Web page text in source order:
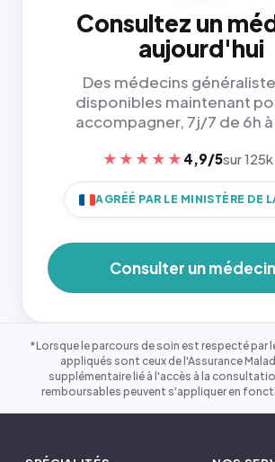
Consultez un
aujourd'hui
Des médecins
disponibles maintenant
accompagner, 7j/7 de 6h
★★★★★ 4,9/5sur
AGRÉÉ PAR LE MINISTÈRE DE
Consulter un médecin
*Lorsque le parcours de soin est respecté par
appliqués sont ceux de l'Assurance
supplémentaire lié à l'accès à la
remboursables peuvent s'appliquer en